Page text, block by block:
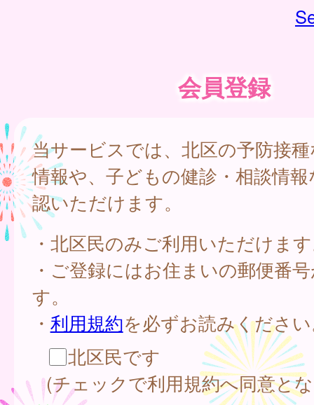
会員登録
当サービスでは、北区の予防接
情報や、子どもの健診・相談情
認いただけます。
・北区民のみご利用いただけま
・ご登録にはお住まいの郵便番
す。
・ 利用規約を必ずお読みくださ
北区民です
(チェックで利用規約へ同意と